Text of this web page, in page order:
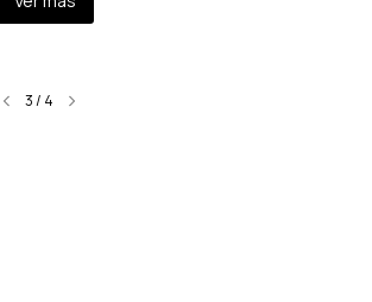
3/ 4